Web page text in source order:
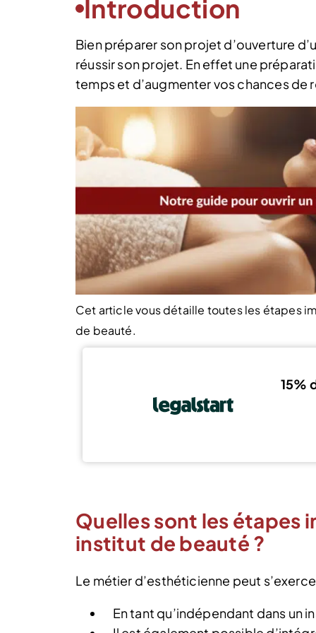
Introduction
Bien préparer son projet d’ouverture
réussir son projet. En effet une
temps et d’augmenter vos chances de
Cet article vous détaille toutes les étapes
de beauté.
15%
Quelles sont les étapes
institut de beauté ?
Le métier d’esthéticienne peut
En tant qu’indépendant dans un